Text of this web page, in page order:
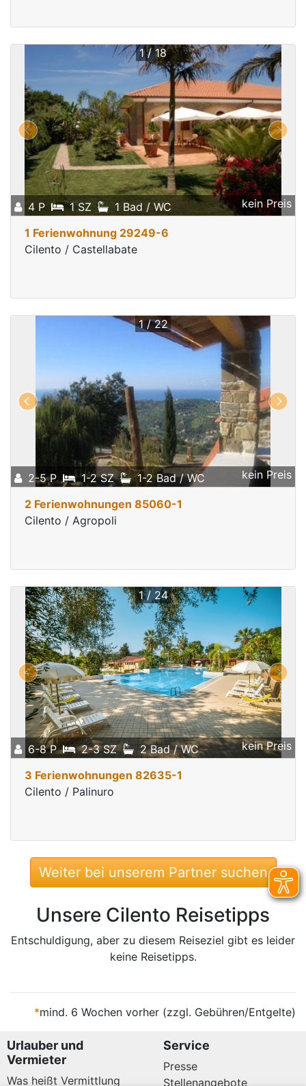
4 P 1 SZ 1 Bad / WC kein Preis
1 / 18
1 Ferienwohnung 29249-6
Cilento / Castellabate
2-5 P 1-2 SZ 1-2 Bad / WC kein Preis
1 / 22
2 Ferienwohnungen 85060-1
Cilento / Agropoli
6-8 P 2-3 SZ 2 Bad / WC kein Preis
1 / 24
3 Ferienwohnungen 82635-1
Cilento / Palinuro
Weiter bei unserem Partner suchen
Unsere Cilento Reisetipps
Entschuldigung, aber zu diesem Reiseziel gibt es leider
keine Reisetipps.
*mind. 6 Wochen vorher (zzgl. Gebühren/Entgelte)
Urlauber und
Vermieter
Was heißt Vermittlung
Service
Presse
Stellenangebote